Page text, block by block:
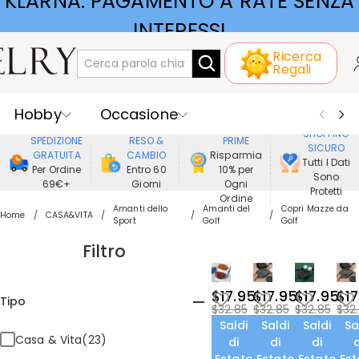
INTERESSI
Ricerca
Regali
Hobby
Occasione
Ricevente
Best Seller
Nuovi
Gioielli
Casa&Vita
SPEDIZIONE
GRATUITA
Per Ordine
69€+
RESO &
CAMBIO
Entro 60
Giorni
PRIME
Risparmia
10% per
Ogni
Ordine
SHOPPING
SICURO
Tutti I Dati
Sono
Protetti
Home CASA&VITA
Amanti dello
Sport
Amanti del
Golf
Copri Mazze da
Golf
Filtro
Tipo
Casa & Vita(23)
$17.95
$32.85
Saldi
di
$17.95
$32.85
Saldi
di
$17.95
$32.85
Saldi
di